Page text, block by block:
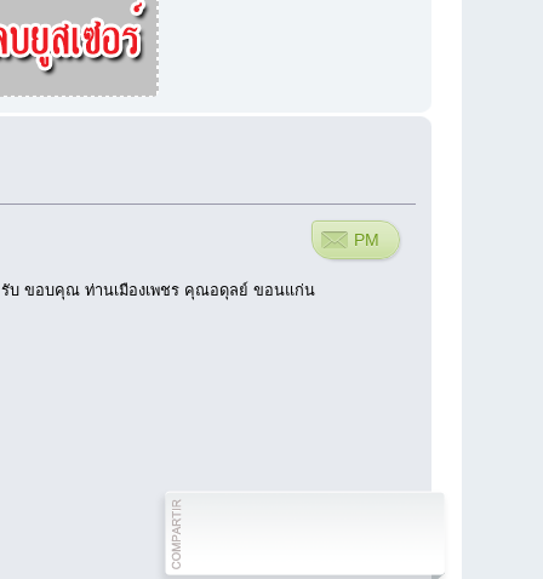
PM
รับ ขอบคุณ ท่านเมืองเพชร คุณอดุลย์ ขอนแก่น